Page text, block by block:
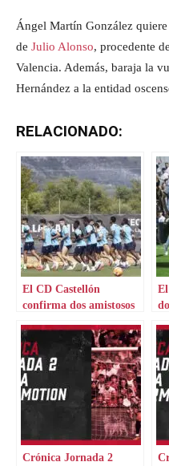
Ángel Martín González
de Julio Alonso, procedente
Valencia. Además, baraja la
Hernández a la entidad
RELACIONADO:
El CD Castellón
confirma dos amistosos
Crónica Jornada 2